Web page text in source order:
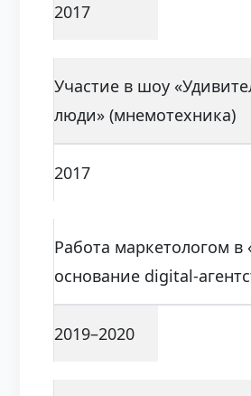
2017
Участие в шоу
люди» (мнемотехника)
2017
Работа маркетологом в
основание digital-
2019–2020